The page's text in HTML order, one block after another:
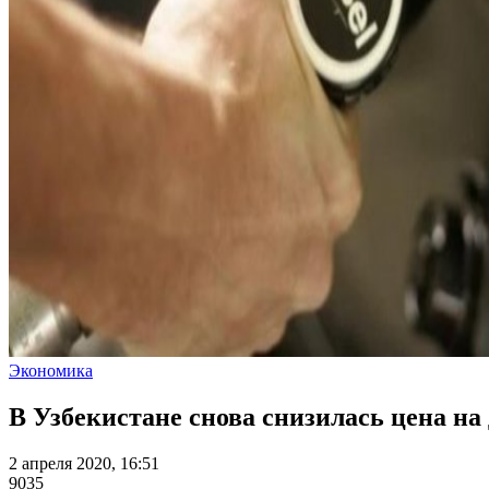
Экономика
В Узбекистане снова снизилась цена
2 апреля 2020, 16:51
9035